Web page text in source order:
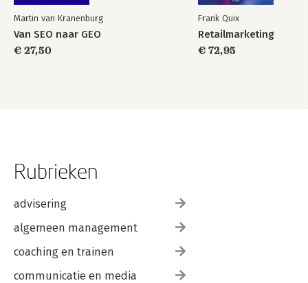
Martin van Kranenburg
Van SEO naar GEO
€ 27,50
Frank Quix
Retailmarketing
€ 72,95
Rubrieken
advisering
algemeen management
coaching en trainen
communicatie en media